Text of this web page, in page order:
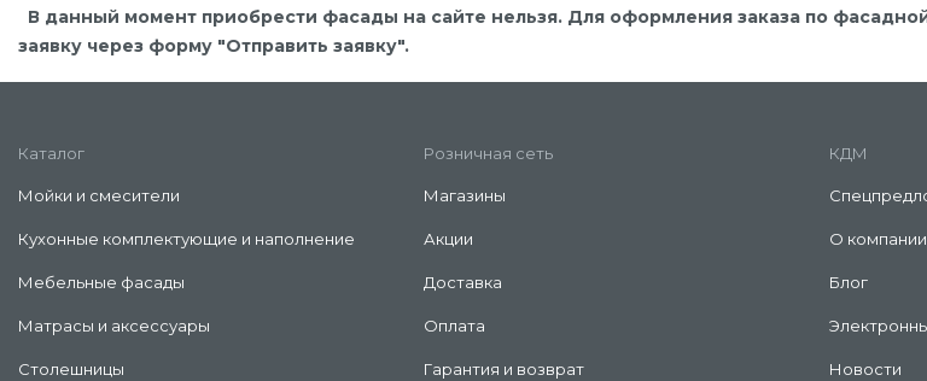
В данный момент приобрести фасады на сайте нельзя. Для оформления заказа по
заявку через форму "Отправить заявку".
Каталог
Мойки и смесители
Кухонные комплектующие и наполнение
Мебельные фасады
Матрасы и аксессуары
Столешницы
Розничная сеть
Магазины
Акции
Доставка
Оплата
Гарантия и возврат
КДМ
О компании
Блог
Новости